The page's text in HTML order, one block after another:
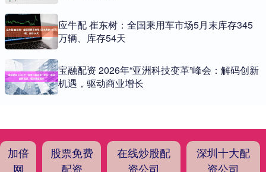
应牛配 崔东树：全国乘用车市场5月末库存345
万辆、库存54天
宝融配资 2026年“亚洲科技变革”峰会：解码创新
机遇，驱动商业增长
加倍
网
股票免费
配资
在线炒股配
资公司
深圳十大配
资公司